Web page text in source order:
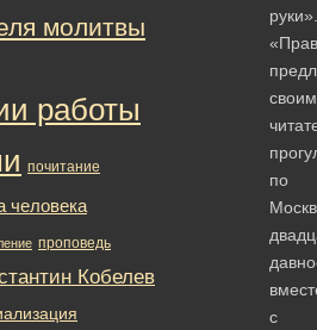
руки».
своим
по
с
молитвы
работы
почитание
человека
проповедь
Кобелев